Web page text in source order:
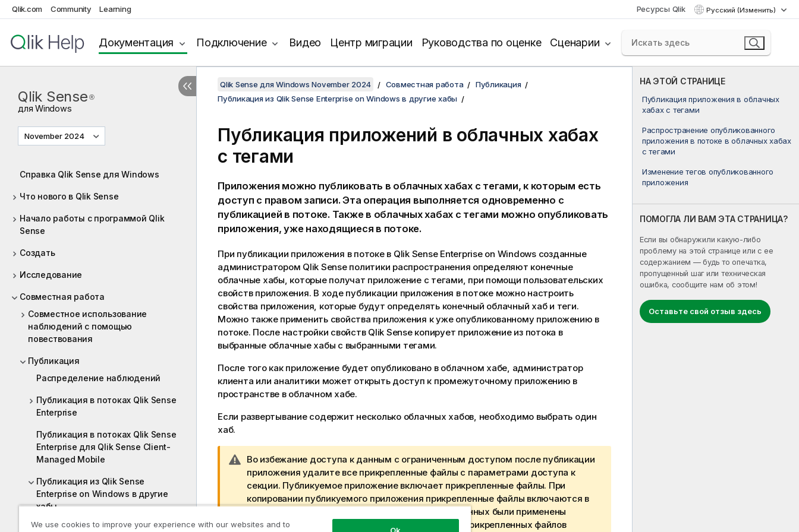
Qlik.com Community Learning Ресурсы Qlik Русский (Изменить)
Документация Подключение Видео Центр миграции Руководства по оценке Сценарии
Qlik Sense ®
для Windows
November 2024
Справка Qlik Sense для Windows
Что нового в Qlik Sense
Начало работы с программой Qlik
Sense
Создать
Исследование
Совместная работа
Совместное использование
наблюдений с помощью
повествования
Публикация
Распределение наблюдений
Публикация в потоках Qlik Sense
Enterprise
Публикация в потоках Qlik Sense
Enterprise для Qlik Sense Client-
Managed Mobile
Публикация из Qlik Sense
Enterprise on Windows в другие
хабы
Публикация приложений в
НА ЭТОЙ СТРАНИЦЕ
Публикация приложения в облачных
хабах с тегами
Распространение опубликованного
приложения в потоке в облачных хабах
с тегами
Изменение тегов опубликованного
приложения
ПОМОГЛА ЛИ ВАМ ЭТА СТРАНИЦА?
Если вы обнаружили какую-либо
проблему на этой странице или с ее
содержанием — будь то опечатка,
пропущенный шаг или техническая
ошибка, сообщите нам об этом!
Оставьте свой отзыв здесь
Qlik Sense для Windows November 2024 Совместная работа
Публикация
Публикация из Qlik Sense Enterprise on Windows в другие хабы
Публикация приложений в облачных хабах
с тегами
Приложения можно публиковать в облачных хабах с тегами, к которым есть
доступ с правом записи. Эта операция выполняется одновременно с
публикацией в потоке. Также в облачных хабах с тегами можно опубликовать
приложения, уже находящиеся в потоке.
При публикации приложения в потоке в Qlik Sense Enterprise on Windowsсозданные
администратором Qlik Senseполитики распространения определяют конечные
облачные хабы, которые получат приложение с тегами, при помощи пользовательских
свойств приложения. В ходе публикации приложения в потоке можно настроить
свойства приложения, которые будут определять конечный облачный хаб и теги.
Можно также применить свойства приложения к уже опубликованному приложению в
потоке. После настройки свойств Qlik Senseкопирует приложение из потока в
выбранные облачные хабы с выбранными тегами.
После того как приложение будет опубликовано в облачном хабе, администратор
клиента или аналитики может открыть доступ к промежуточному приложению в
пространстве в облачном хабе.
Если развертывание содержит несколько облачных хабов, необходимо выбрать один
хаб.
П
р
и
м
ч
Во избежание доступа к данным с ограниченным доступом после публикации
приложения удалите все прикрепленные файлы с параметрами доступа к
секции. Публикуемое приложение включает прикрепленные файлы. При
копировании публикуемого приложения прикрепленные файлы включаются в
копию. Однако, если к прикрепленным файлам данных были применены
ограничения доступа к секции, при копировании прикрепленных файлов
We use cookies to improve your experience with our websites and to